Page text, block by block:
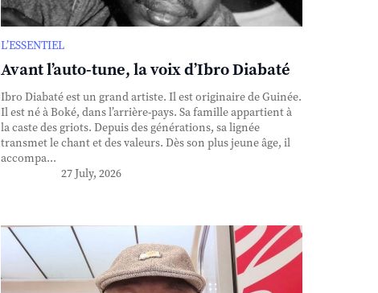
L’ESSENTIEL
Avant l’auto-tune, la voix d’Ibro Diabaté
Ibro Diabaté est un grand artiste. Il est originaire de Guinée.
Il est né à Boké, dans l’arrière-pays. Sa famille appartient à
la caste des griots. Depuis des générations, sa lignée
transmet le chant et des valeurs. Dès son plus jeune âge, il
accompa...
27 July, 2026